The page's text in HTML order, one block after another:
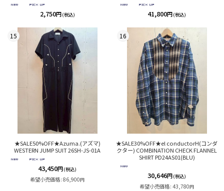
2,750円(税込) 41,800円(税込)
15
★SALE50%OFF★Azuma.(アズマ)
WESTERN JUMP SUIT 26SH-JS-01A
43,450円(税込)
希望小売価格: 86,900円
16
★SALE30%OFF★el conductorH(コンダ
クター) COMBINATION CHECK FLANNEL
SHIRT PD24AS01(BLU)
30,646円(税込)
希望小売価格: 43,780円